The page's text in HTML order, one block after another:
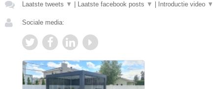
Laatste tweets ▼ Laatste facebook posts ▼ Introductie video ▼
Sociale media: